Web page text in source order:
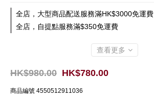
全店，大型商品配送服務滿HK$3000免運費
全店，自提點服務滿$350免運費
查看更多
HK$780.00
HK$980.00
商品編號 4550512911036